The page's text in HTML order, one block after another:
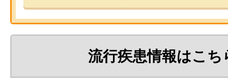
流行疾患情報はこち